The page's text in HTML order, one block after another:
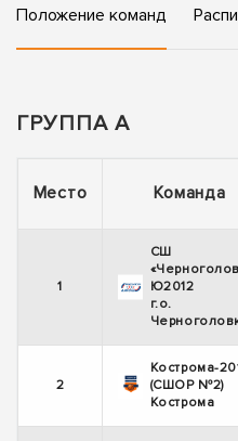
Положение команд
ГРУППА А
Место Команда
1
СШ
Ю2012
г.о.
2
Кострома-
(СШОР №2)
Кострома